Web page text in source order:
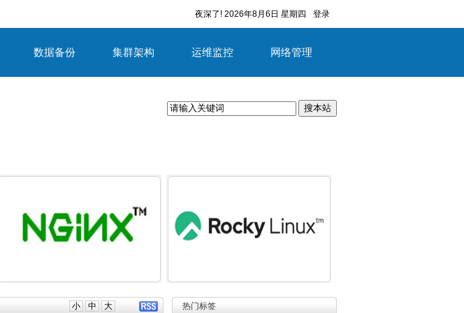
登录
夜深了! 2026年8月6日 星期四
数据备份 集群架构 运维监控 网络管理
搜本站
小 中 大 热门标签